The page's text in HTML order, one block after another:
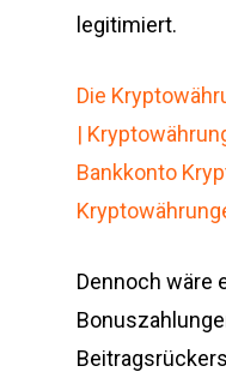
legitimiert.
Die
|
Bankkonto
Dennoch wäre